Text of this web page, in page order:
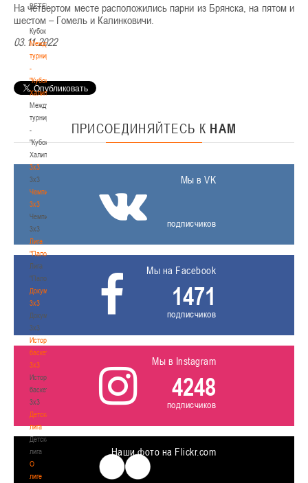
BETERA
-
Кубок
Международный
турнир
-
"Кубок
Халипского"
Международный
турнир
-
"Кубок
Халипского"
3x3
3x3
Чемпионат
3х3
Чемпионат
3х3
Лига
"Палова"
Лига
"Палова"
Документы
3х3
Документы
3х3
История
баскетбола
3х3
История
баскетбола
3х3
Детская
лига
Детская
лига
О
лиге
На четвертом месте расположились парни из Брянска, на пятом и
шестом – Гомель и Калинковичи.
03.11.2022
ПРИСОЕДИНЯЙТЕСЬ К НАМ
Мы в VK
подписчиков
Мы на Facebook
1471
подписчиков
Мы в Instagram
4248
подписчиков
Наши фото на Flickr.com